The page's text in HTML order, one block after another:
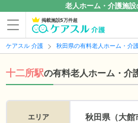
老人ホーム・介護施
掲載施設5万件超
ケアスル 介護 秋田県の有料老人ホーム・介
十二所駅の有料老人ホーム・介
エリア 秋田県（大館